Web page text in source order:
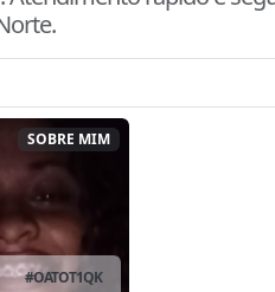
.
SOBRE MIM
#OATOT1QK